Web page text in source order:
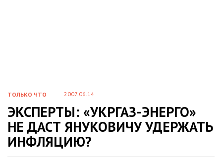
ТОЛЬКО ЧТО 2007.06.14
ЭКСПЕРТЫ: «УКРГАЗ-ЭНЕРГО»
НЕ ДАСТ ЯНУКОВИЧУ УДЕРЖАТЬ
ИНФЛЯЦИЮ?